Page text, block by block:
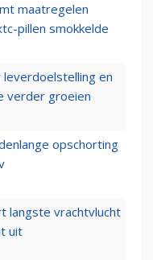
maatregelen
pillen smokkelde
en
verder groeien
opschorting
langste vrachtvlucht
uit